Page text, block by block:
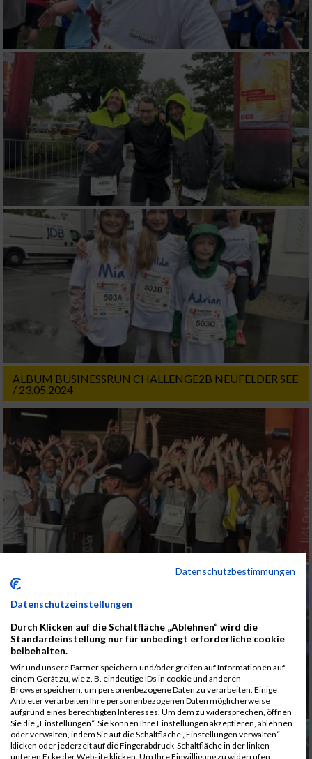
ALBUM BUSINESSRUN CHALLENGE2B NEUFELDER SEE
/ 23.05.2024
Datenschutzbestimmungen
Datenschutzeinstellungen
Durch Klicken auf die Schaltfläche „Ablehnen“ wird die
Standardeinstellung nur für unbedingt erforderliche cookie
beibehalten.
Wir und unsere Partner speichern und/oder greifen auf Informationen auf
einem Gerät zu, wie z. B. eindeutige IDs in cookie und anderen
Browserspeichern, um personenbezogene Daten zu verarbeiten. Einige
Anbieter verarbeiten Ihre personenbezogenen Daten möglicherweise
aufgrund eines berechtigten Interesses. Um dem zu widersprechen, öffnen
Sie die „Einstellungen“. Sie können Ihre Einstellungen akzeptieren, ablehnen
oder verwalten, indem Sie auf die Schaltfläche „Einstellungen verwalten“
klicken oder jederzeit auf die Fingerabdruck-Schaltfläche in der linken
unteren Ecke der Website klicken. Um Ihre Einwilligung zu widerrufen,